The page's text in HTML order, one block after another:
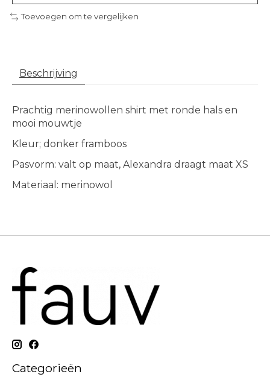
Toevoegen om te vergelijken
Beschrijving
Prachtig merinowollen shirt met ronde hals en
mooi mouwtje
Kleur; donker framboos
Pasvorm: valt op maat, Alexandra draagt maat XS
Materiaal: merinowol
Categorieën